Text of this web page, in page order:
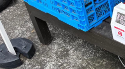
LINE
地域